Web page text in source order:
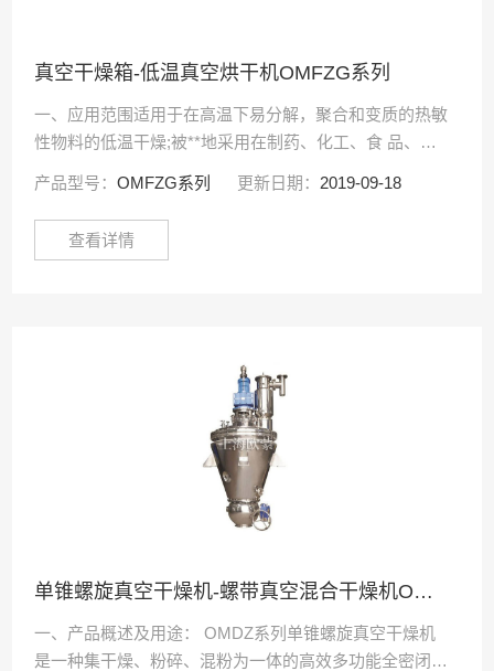
真空干燥箱-低温真空烘干机OMFZG系列
一、应用范围适用于在高温下易分解，聚合和变质的热敏
性物料的低温干燥;被**地采用在制药、化工、食 品、电
水的沸点降低，更加容易干燥。而且因为抽除了空气···
产品型号：OMFZG系列 更新日期： 2019-09-18
查看详情
单锥螺旋真空干燥机-螺带真空混合干燥机OMDZ系列
一、产品概述及用途： OMDZ系列单锥螺旋真空干燥机
是一种集干燥、粉碎、混粉为一体的高效多功能全密闭立